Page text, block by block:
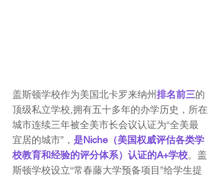
盖斯顿学校作为美国北卡罗来纳州排名前三的
顶级私立学校,拥有五十多年的办学历史，所在
城市连续三年被全美市长会议认证为“全美最
宜居的城市”， 是Niche（美国权威评估各类学
校教育和经验的评分体系）认证的A+学校。盖
斯顿学校设立“常春藤大学预备项目”给学生提